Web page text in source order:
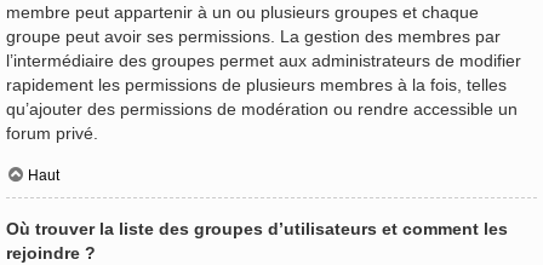
membre peut appartenir à un ou plusieurs groupes et chaque
groupe peut avoir ses permissions. La gestion des membres par
l’intermédiaire des groupes permet aux administrateurs de modifier
rapidement les permissions de plusieurs membres à la fois, telles
qu’ajouter des permissions de modération ou rendre accessible un
forum privé.
Haut
Où trouver la liste des groupes d’utilisateurs et comment les
rejoindre ?